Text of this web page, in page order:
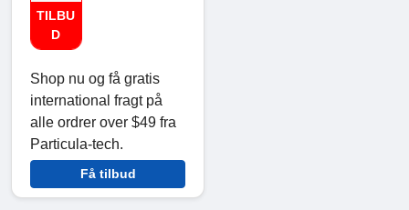
TILBU
D
Shop nu og få gratis
international fragt på
alle ordrer over $49 fra
Particula-tech.
Få tilbud